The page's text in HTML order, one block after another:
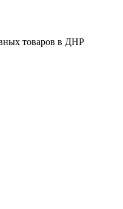
товаров в ДНР